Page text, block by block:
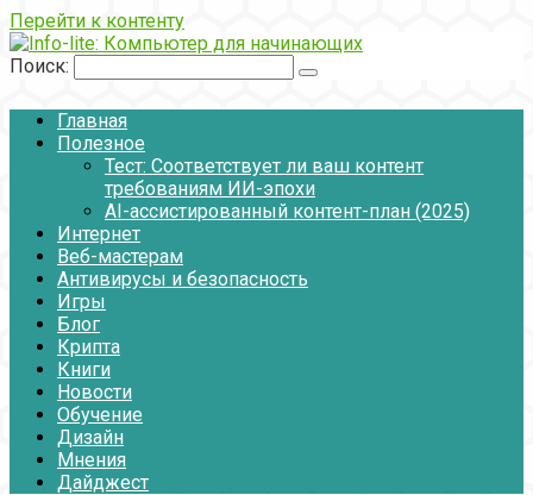
Перейти к контенту
Поиск:
Главная
Полезное
Тест: Соответствует ли ваш контент
требованиям ИИ-эпохи
AI-ассистированный контент-план (2025)
Интернет
Веб-мастерам
Антивирусы и безопасность
Игры
Блог
Крипта
Книги
Новости
Обучение
Дизайн
Мнения
Дайджест